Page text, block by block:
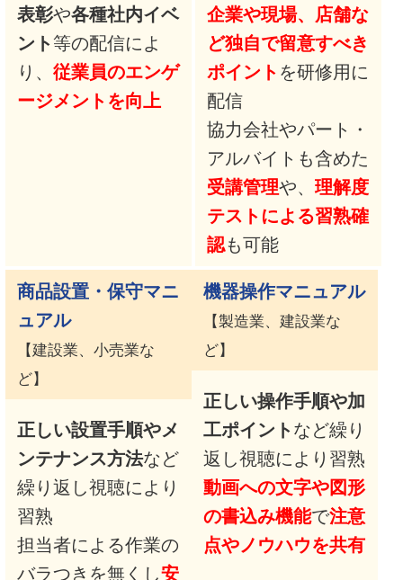
表彰や各種社内イベ
ント等の配信によ
り、従業員のエンゲ
ージメントを向上
企業や現場、店舗な
ど独自で留意すべき
ポイント を研修用に
配信
協力会社やパート・
アルバイトも含めた
受講管理や、理解度
テストによる習熟確
認も可能
商品設置・保守マニ
ュアル
【建設業、小売業な
ど】
正しい設置手順やメ
ンテナンス方法など
繰り返し視聴により
習熟
担当者による作業の
バラつきを無くし安
機器操作マニュアル
【製造業、建設業な
ど】
正しい操作手順や加
工ポイントなど繰り
返し視聴により習熟
動画への文字や図形
の書込み機能で注意
点やノウハウを共有